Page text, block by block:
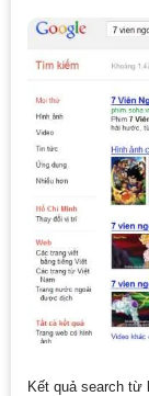
Kết quả search từ